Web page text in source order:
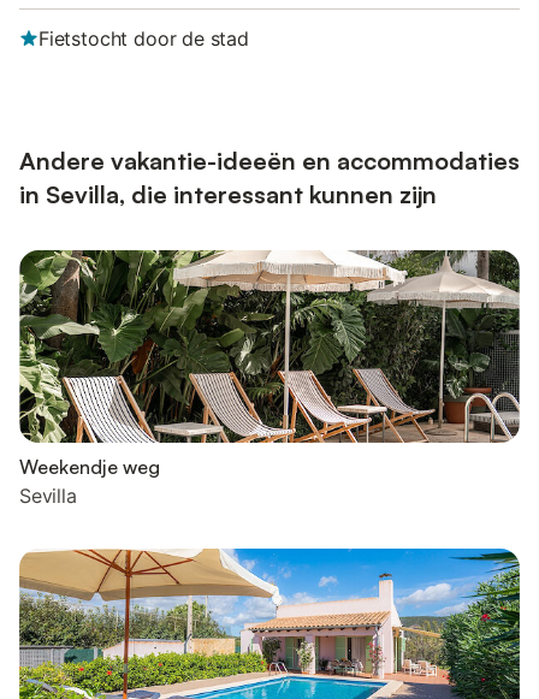
Fietstocht door de stad
Andere vakantie-ideeën en accommodaties
in Sevilla, die interessant kunnen zijn
Weekendje weg
Sevilla